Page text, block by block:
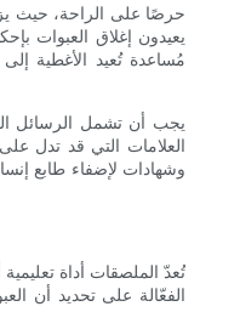
يعيدون إغلاق العبوات
مُساعدة تُعيد الأغطية
يجب أن تشمل الرسائل
العلامات التي قد تدل
وشهادات لإضفاء طابع
تُعدّ الملصقات أداة
الفعّالة على تحديد أن